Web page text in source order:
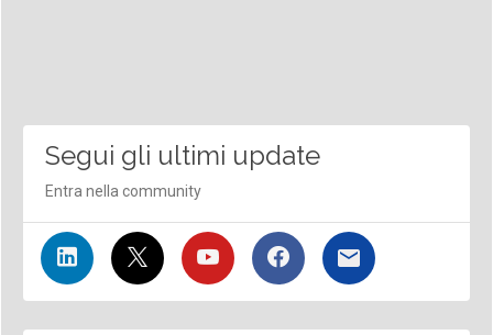
Segui gli ultimi update
Entra nella community